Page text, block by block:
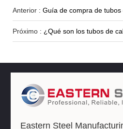
Anterior :Guía de compra de tubos
Próximo : ¿Qué son los tubos de
Eastern Steel